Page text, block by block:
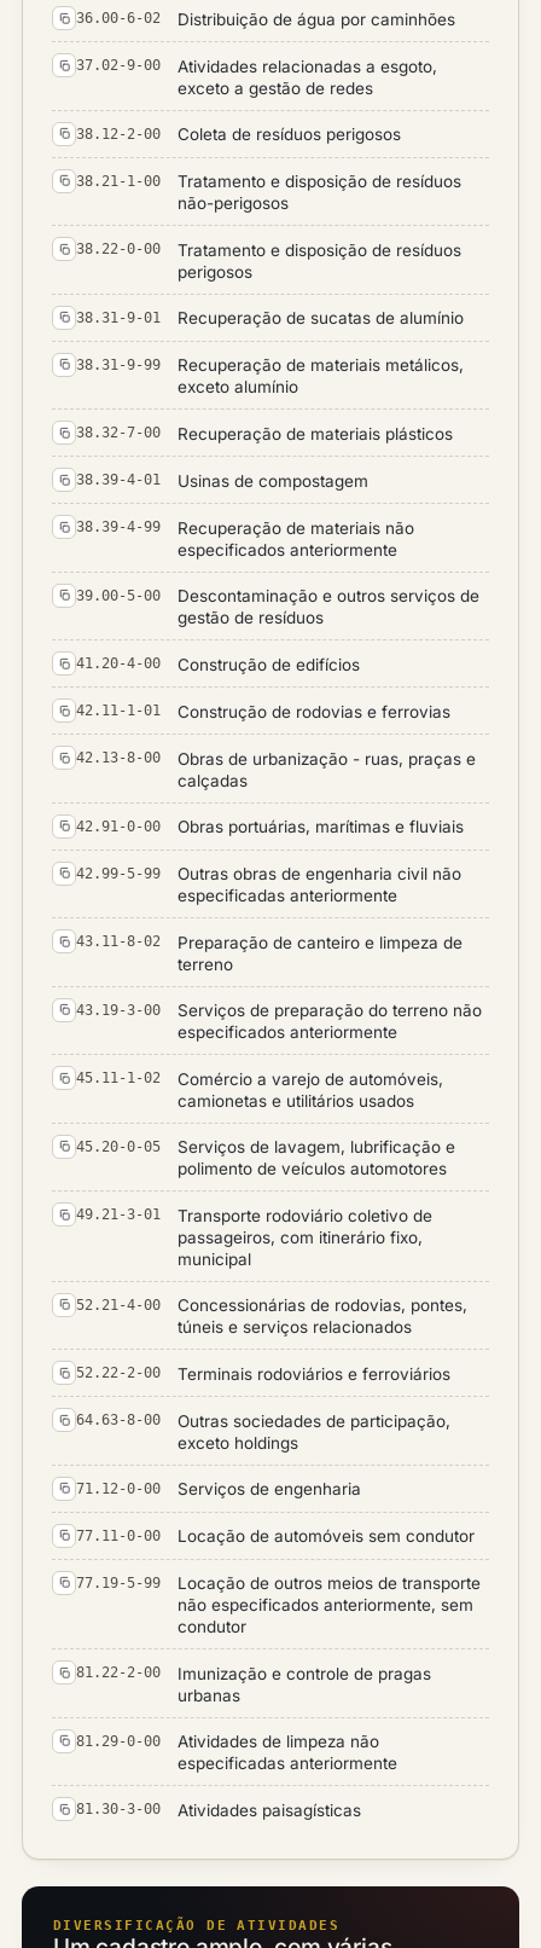
36.00-6-02 Distribuição de água por caminhões
37.02-9-00
Atividades relacionadas a esgoto,
exceto a gestão de redes
38.12-2-00 Coleta de resíduos perigosos
38.21-1-00
Tratamento e disposição de resíduos
não-perigosos
38.22-0-00
Tratamento e disposição de resíduos
perigosos
38.31-9-01 Recuperação de sucatas de alumínio
38.31-9-99
Recuperação de materiais metálicos,
exceto alumínio
38.32-7-00 Recuperação de materiais plásticos
38.39-4-01 Usinas de compostagem
38.39-4-99
Recuperação de materiais não
especificados anteriormente
39.00-5-00
Descontaminação e outros serviços de
gestão de resíduos
41.20-4-00 Construção de edifícios
42.11-1-01 Construção de rodovias e ferrovias
42.13-8-00
Obras de urbanização - ruas, praças e
calçadas
42.91-0-00 Obras portuárias, marítimas e fluviais
42.99-5-99
Outras obras de engenharia civil não
especificadas anteriormente
43.11-8-02
Preparação de canteiro e limpeza de
terreno
43.19-3-00
Serviços de preparação do terreno não
especificados anteriormente
45.11-1-02
Comércio a varejo de automóveis,
camionetas e utilitários usados
45.20-0-05
Serviços de lavagem, lubrificação e
polimento de veículos automotores
49.21-3-01
Transporte rodoviário coletivo de
passageiros, com itinerário fixo,
municipal
52.21-4-00
Concessionárias de rodovias, pontes,
túneis e serviços relacionados
52.22-2-00 Terminais rodoviários e ferroviários
64.63-8-00
Outras sociedades de participação,
exceto holdings
71.12-0-00 Serviços de engenharia
77.11-0-00 Locação de automóveis sem condutor
77.19-5-99
Locação de outros meios de transporte
não especificados anteriormente, sem
condutor
81.22-2-00
Imunização e controle de pragas
urbanas
81.29-0-00
Atividades de limpeza não
especificadas anteriormente
81.30-3-00 Atividades paisagísticas
DIVERSIFICAÇÃO DE ATIVIDADES